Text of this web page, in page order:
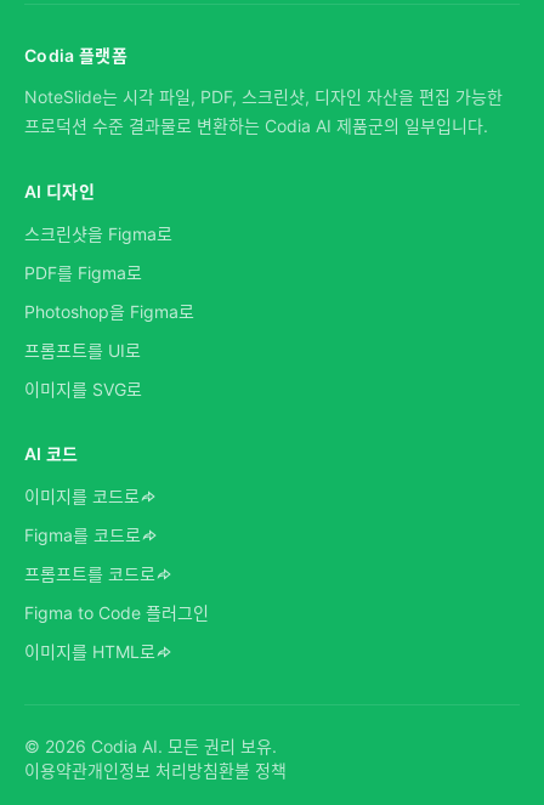
Codia 플랫폼
NoteSlide는 시각 파일, PDF, 스크린샷, 디자인 자산을 편집 가능한
프로덕션 수준 결과물로 변환하는 Codia AI 제품군의 일부입니다.
AI 디자인
스크린샷을 Figma로
PDF를 Figma로
Photoshop을 Figma로
프롬프트를 UI로
이미지를 SVG로
AI 코드
이미지를 코드로
Figma를 코드로
프롬프트를 코드로
Figma to Code 플러그인
이미지를 HTML로
© 2026 Codia AI. 모든 권리 보유.
이용약관개인정보 처리방침환불 정책